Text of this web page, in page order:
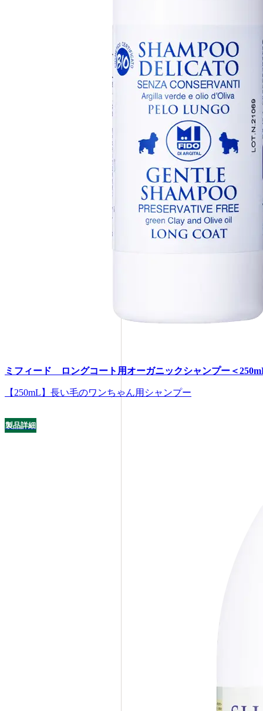
ミフィード ロングコート用オーガニックシャンプー＜
【250mL】長い毛のワンちゃん用シャンプー
製品詳細